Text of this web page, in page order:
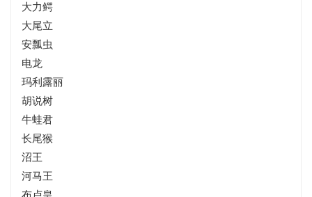
大力鳄
大尾立
安瓢虫
电龙
玛利露丽
胡说树
牛蛙君
长尾猴
沼王
河马王
布卢皇